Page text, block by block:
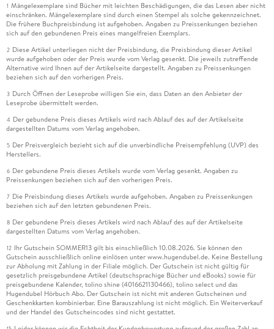
1 Mängelexemplare sind Bücher mit leichten Beschädigungen, die das Lesen aber nicht
einschränken. Mängelexemplare sind durch einen Stempel als solche gekennzeichnet.
Die frühere Buchpreisbindung ist aufgehoben. Angaben zu Preissenkungen beziehen
sich auf den gebundenen Preis eines mangelfreien Exemplars.
2 Diese Artikel unterliegen nicht der Preisbindung, die Preisbindung dieser Artikel
wurde aufgehoben oder der Preis wurde vom Verlag gesenkt. Die jeweils zutreffende
Alternative wird Ihnen auf der Artikelseite dargestellt. Angaben zu Preissenkungen
beziehen sich auf den vorherigen Preis.
3 Durch Öffnen der Leseprobe willigen Sie ein, dass Daten an den Anbieter der
Leseprobe übermittelt werden.
4 Der gebundene Preis dieses Artikels wird nach Ablauf des auf der Artikelseite
dargestellten Datums vom Verlag angehoben.
5 Der Preisvergleich bezieht sich auf die unverbindliche Preisempfehlung (UVP) des
Herstellers.
6 Der gebundene Preis dieses Artikels wurde vom Verlag gesenkt. Angaben zu
Preissenkungen beziehen sich auf den vorherigen Preis.
7 Die Preisbindung dieses Artikels wurde aufgehoben. Angaben zu Preissenkungen
beziehen sich auf den letzten gebundenen Preis.
8 Der gebundene Preis dieses Artikels wird nach Ablauf des auf der Artikelseite
dargestellten Datums vom Verlag angehoben.
12 Ihr Gutschein SOMMER13 gilt bis einschließlich 10.08.2026. Sie können den
Gutschein ausschließlich online einlösen unter www.hugendubel.de. Keine Bestellung
zur Abholung mit Zahlung in der Filiale möglich. Der Gutschein ist nicht gültig für
gesetzlich preisgebundene Artikel (deutschsprachige Bücher und eBooks) sowie für
preisgebundene Kalender, tolino shine (4016621130466), tolino select und das
Hugendubel Hörbuch Abo. Der Gutschein ist nicht mit anderen Gutscheinen und
Geschenkkarten kombinierbar. Eine Barauszahlung ist nicht möglich. Ein Weiterverkauf
und der Handel des Gutscheincodes sind nicht gestattet.